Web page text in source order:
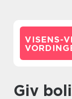
VISENS-
Giv boligen en kærlig